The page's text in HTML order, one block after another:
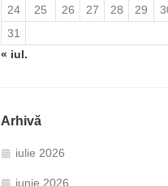
24
25 26 27 28 29
31
« iul.
Arhivă
iulie 2026
iunie 2026